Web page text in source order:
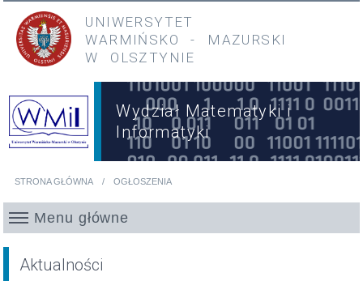
Przejdź do treści
Przejdź do menu głównego
UNIWERSYTET
WARMIŃSKO
- MAZURSKI
W OLSZTYNIE
Wydział Matematyki i
Informatyki
STRONA GŁÓWNA OGŁOSZENIA
Menu główne
Aktualności